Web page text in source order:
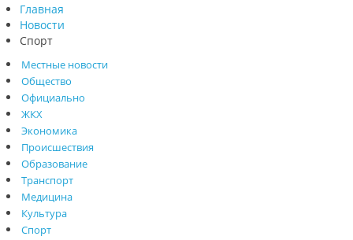
Главная
Новости
Спорт
Местные новости
Общество
Официально
ЖКХ
Экономика
Происшествия
Образование
Транспорт
Медицина
Культура
Спорт